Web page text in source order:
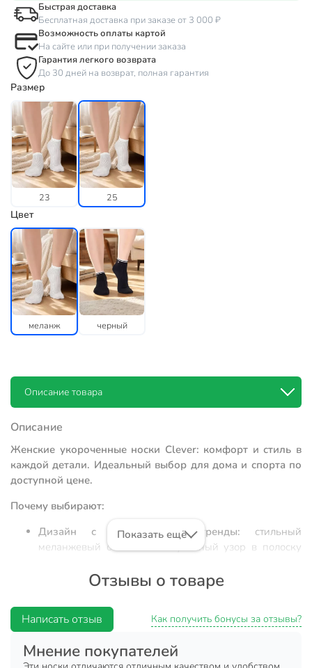
Быстрая доставка
Бесплатная доставка при заказе от 3 000 ₽
Возможность оплаты картой
На сайте или при получении заказа
Гарантия легкого возврата
До 30 дней на возврат, полная гарантия
Размер
23 25
Цвет
меланж черный
Описание товара
Описание
Женские укороченные носки Clever: комфорт и стиль в
каждой детали. Идеальный выбор для дома и спорта по
доступной цене.
Почему выбирают:
Дизайн с акцентом на тренды: стильный
меланжевый оттенок и актуальный узор в полоску
повседневному или спортивному образу.
полиамида и эластана обеспечивает износостойкость,
сохранение формы после стирок и правильный
Универсальность использования:благодаря тонкой
Показать ещё
Отзывы о товаре
Написать отзыв Как получить бонусы за отзывы?
Мнение покупателей